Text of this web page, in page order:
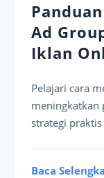
Ad
Iklan
Pelajari cara
meningkatkan
strategi
Baca